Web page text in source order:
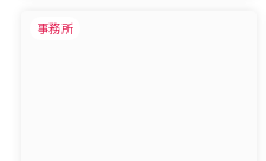
事務所